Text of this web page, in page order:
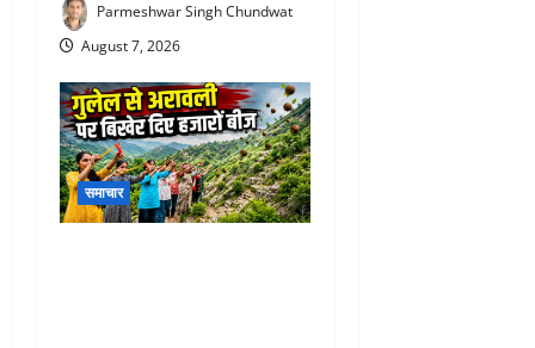
Parmeshwar Singh Chundwat
August 7, 2026
समाचार